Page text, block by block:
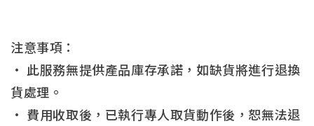
注意事項：
• 此服務無提供產品庫存承諾，如缺貨將進行退換
貨處理。
• 費用收取後，已執行專人取貨動作後，恕無法退